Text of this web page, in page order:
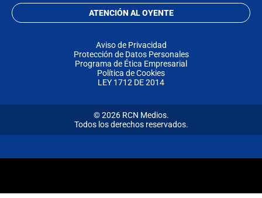
ATENCIÓN AL OYENTE
Aviso de Privacidad
Protección de Datos Personales
Programa de Ética Empresarial
Política de Cookies
LEY 1712 DE 2014
© 2026 RCN Medios.
Todos los derechos reservados.